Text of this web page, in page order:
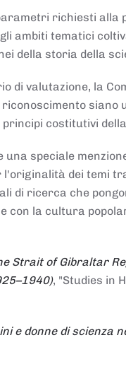
richiesti alla
ambiti tematici
della storia della
di valutazione, la
costitutivi
speciale
dei temi
di ricerca che
la cultura
Strait of Gibraltar
, "Studies in
e donne di scienza